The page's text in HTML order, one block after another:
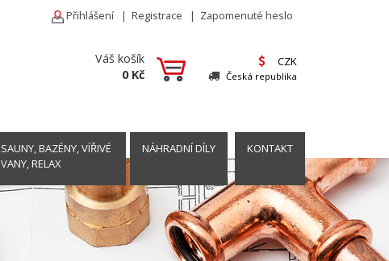
Přihlášení | Registrace | Zapomenuté heslo
Váš košík
0 Kč
CZK
Česká republika
SAUNY, BAZÉNY, VÍŘIVÉ
VANY, RELAX
NÁHRADNÍ DÍLY KONTAKT